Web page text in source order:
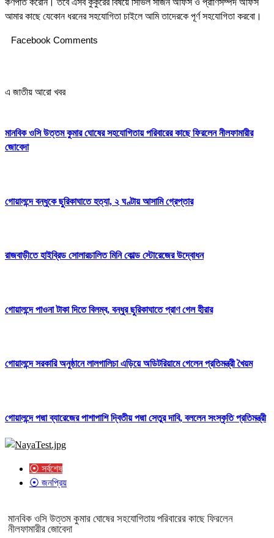
আমার কাছে যেকোন ধরনের সহযোগিতা চাইলে আমি তাদেরকে পূর্ণ সহযোগিতা করবো।
Facebook Comments
এ জাতীয় আরো খবর
মানবিক ওসি উত্তম কুমার ঘোষের সহযোগিতায় পরিবারের কাছে ফিরলেন নীলফামারীর
জোবেদা
গোয়ালন্দে বন্ধুকে ছুরিকাঘাতে হত্যা, ২ ঘণ্টায় আসামি গ্রেপ্তার
রাজবাড়ীতে হাইব্রিড সোলারচালিত মিনি কোল্ড স্টোরেজের উদ্বোধন
গোয়ালন্দে পাওনা টাকা দিতে বিলম্ব, বন্ধুর ছুরিকাঘাতে প্রাণ গেল হীরার
গোয়ালন্দে সরকারি অনুষ্ঠানে লালগালিচা এড়িয়ে অডিটরিয়ামে গেলেন প্রতিমন্ত্রী খৈয়ম
গোয়ালন্দে পদ্মা ব্যারেজের পাশাপাশি দ্বিতীয় পদ্মা সেতুর দাবি, বললেন সংস্কৃতি প্রতিমন্ত্রী
⦿ সর্বশেষ
⦿ জনপ্রিয়
মানবিক ওসি উত্তম কুমার ঘোষের সহযোগিতায় পরিবারের কাছে ফিরলেন
নীলফামারীর জোবেদা